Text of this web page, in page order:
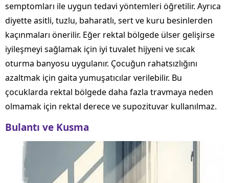
semptomları ile uygun tedavi yöntemleri öğretilir. Ayrıca
diyette asitli, tuzlu, baharatlı, sert ve kuru besinlerden
kaçınmaları önerilir. Eğer rektal bölgede ülser gelişirse
iyileşmeyi sağlamak için iyi tuvalet hijyeni ve sıcak
oturma banyosu uygulanır. Çocuğun rahatsızlığını
azaltmak için gaita yumuşatıcılar verilebilir. Bu
çocuklarda rektal bölgede daha fazla travmaya neden
olmamak için rektal derece ve supozituvar kullanılmaz.
Bulantı ve Kusma